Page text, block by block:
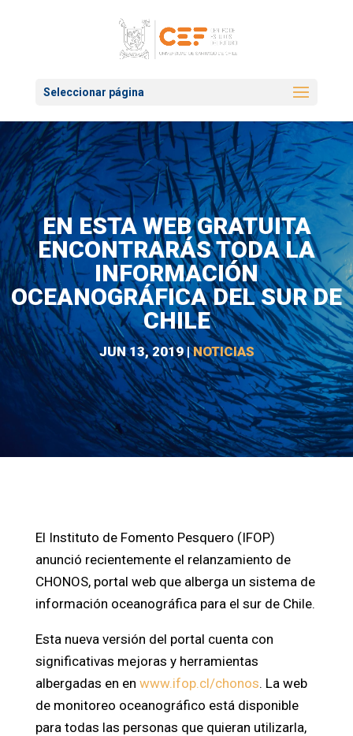
Seleccionar página
EN ESTA WEB GRATUITA
ENCONTRARÁS TODA LA
INFORMACIÓN
OCEANOGRÁFICA DEL SUR DE
CHILE
JUN 13, 2019|NOTICIAS
El Instituto de Fomento Pesquero (IFOP)
anunció recientemente el relanzamiento de
CHONOS, portal web que alberga un sistema de
información oceanográfica para el sur de Chile.
Esta nueva versión del portal cuenta con
significativas mejoras y herramientas
albergadas en en www.ifop.cl/chonos. La web
de monitoreo oceanográfico está disponible
para todas las personas que quieran utilizarla,